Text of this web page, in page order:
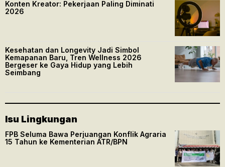
Konten Kreator: Pekerjaan Paling Diminati
2026
Kesehatan dan Longevity Jadi Simbol
Kemapanan Baru, Tren Wellness 2026
Bergeser ke Gaya Hidup yang Lebih
Seimbang
Isu Lingkungan
FPB Seluma Bawa Perjuangan Konflik Agraria
15 Tahun ke Kementerian ATR/BPN